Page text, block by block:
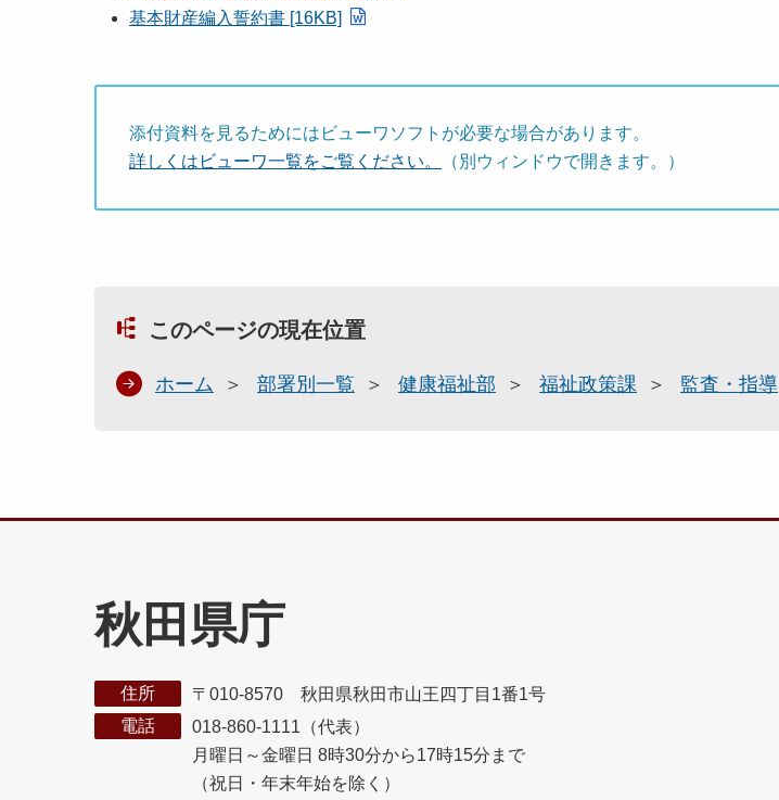
基本財産編入誓約書 [16KB]
添付資料を見るためにはビューワソフトが必要な場合があります。
詳しくはビューワ一覧をご覧ください。
（別ウィンドウで開きます。）
このページの現在位置
ホーム 部署別一覧 健康福祉部 福祉政策課 監査・指導
秋田県庁
住所
〒010-8570 秋田県秋田市山王四丁目1番1号
電話
018-860-1111（代表）
月曜日～金曜日 8時30分から17時15分まで
（祝日・年末年始を除く）